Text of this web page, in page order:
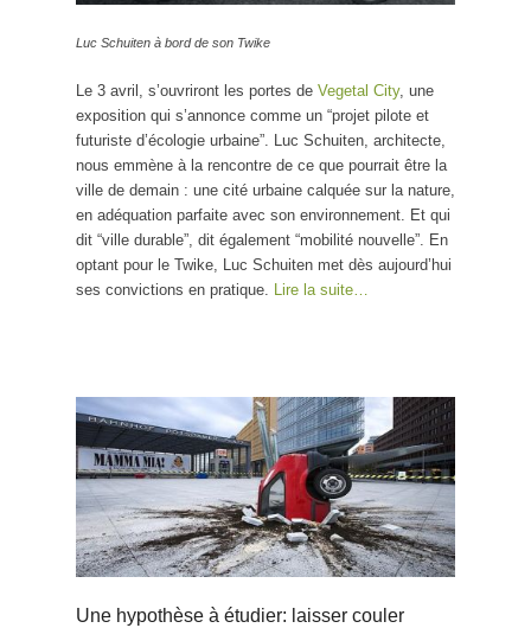
Luc Schuiten à bord de son Twike
Le 3 avril, s’ouvriront les portes de Vegetal City, une
exposition qui s’annonce comme un “projet pilote et
futuriste d’écologie urbaine”. Luc Schuiten, architecte,
nous emmène à la rencontre de ce que pourrait être la
ville de demain : une cité urbaine calquée sur la nature,
en adéquation parfaite avec son environnement. Et qui
dit “ville durable”, dit également “mobilité nouvelle”. En
optant pour le Twike, Luc Schuiten met dès aujourd’hui
ses convictions en pratique. Lire la suite…
Une hypothèse à étudier: laisser couler